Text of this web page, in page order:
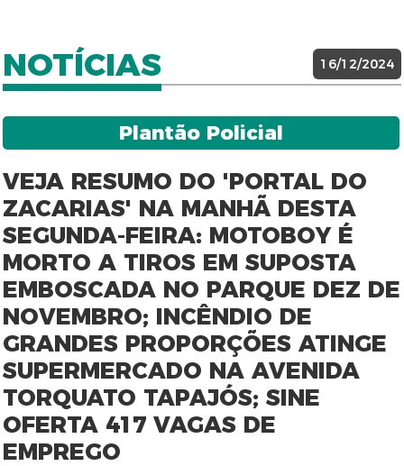
NOTÍCIAS 16/12/2024
Plantão Policial
VEJA RESUMO DO 'PORTAL DO
ZACARIAS' NA MANHÃ DESTA
SEGUNDA-FEIRA: MOTOBOY É
MORTO A TIROS EM SUPOSTA
EMBOSCADA NO PARQUE DEZ DE
NOVEMBRO; INCÊNDIO DE
GRANDES PROPORÇÕES ATINGE
SUPERMERCADO NA AVENIDA
TORQUATO TAPAJÓS; SINE
OFERTA 417 VAGAS DE
EMPREGO